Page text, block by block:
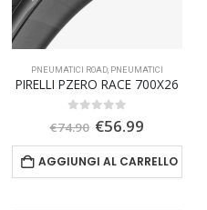
PNEUMATICI ROAD PNEUMATICI
PIRELLI PZERO RACE 700X26
Su 5
€74.90 Il
originale
era:
€74.90.
€56.99
attuale
è:
€56.99.
AGGIUNGI AL CARRELLO